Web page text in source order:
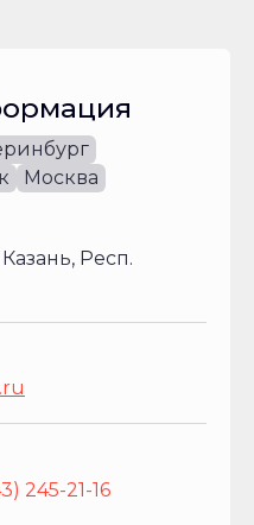
Москва
Респ.
245-21-16